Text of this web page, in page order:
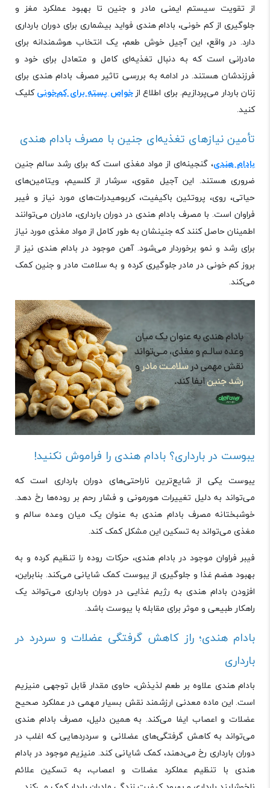
از تقویت سیستم ایمنی مادر و جنین تا بهبود عملکرد مغز و
جلوگیری از کم‌ خونی، بادام هندی فواید بیشماری برای دوران بارداری
دارد. در واقع، این آجیل خوش ‌طعم، یک انتخاب هوشمندانه برای
مادرانی است که به دنبال تغذیه‌ای کامل و متعادل برای خود و
فرزندشان هستند. در ادامه به بررسی تاثیر مصرف بادام هندی برای
زنان باردار می‌پردازیم. برای اطلاع ازخواص پسته برای کم‌خونیکلیک
کنید.
تأمین نیازهای تغذیه‌ای جنین با مصرف بادام هندی
بادام هندی، گنجینه‌ای از مواد مغذی است که برای رشد سالم جنین
ضروری هستند. این آجیل مقوی، سرشار از کلسیم، ویتامین‌های
حیاتی، روی، پروتئین باکیفیت، کربوهیدرات‌های مورد نیاز و فیبر
فراوان است. با مصرف بادام هندی در دوران بارداری، مادران می‌توانند
اطمینان حاصل کنند که جنینشان به طور کامل از مواد مغذی مورد نیاز
برای رشد و نمو برخوردار می‌شود. آهن موجود در بادام هندی نیز از
بروز کم ‌خونی در مادر جلوگیری کرده و به سلامت مادر و جنین کمک
می‌کند.
یبوست در بارداری؟ بادام هندی را فراموش نکنید!
یبوست یکی از شایع‌ترین ناراحتی‌های دوران بارداری است که
می‌تواند به دلیل تغییرات هورمونی و فشار رحم بر روده‌ها رخ دهد.
خوشبختانه مصرف بادام هندی به عنوان یک میان وعده سالم و
مغذی می‌تواند به تسکین این مشکل کمک کند.
فیبر فراوان موجود در بادام هندی، حرکات روده را تنظیم کرده و به
بهبود هضم غذا و جلوگیری از یبوست کمک شایانی می‌کند. بنابراین،
افزودن بادام هندی به رژیم غذایی در دوران بارداری می‌تواند یک
راهکار طبیعی و موثر برای مقابله با یبوست باشد.
بادام هندی؛ راز کاهش گرفتگی عضلات و سردرد در
بارداری
بادام هندی علاوه بر طعم لذیذش، حاوی مقدار قابل توجهی منیزیم
است. این ماده معدنی ارزشمند نقش بسیار مهمی در عملکرد صحیح
عضلات و اعصاب ایفا می‌کند. به همین دلیل، مصرف بادام هندی
می‌تواند به کاهش گرفتگی‌های عضلانی و سردردهایی که اغلب در
دوران بارداری رخ می‌دهند، کمک شایانی کند. منیزیم موجود در بادام
هندی با تنظیم عملکرد عضلات و اعصاب، به تسکین علائم